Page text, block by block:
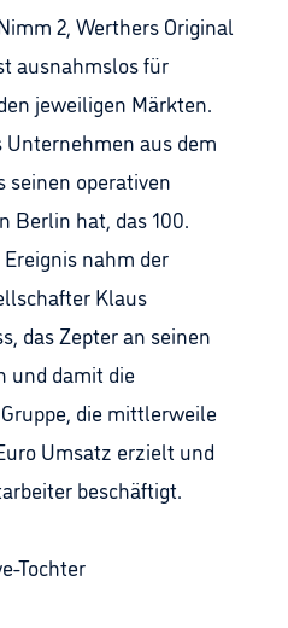
2, Werthers Original
ausnahmslos für
jeweiligen Märkten.
aus dem
seinen operativen
Berlin hat, das 100.
nahm der
Klaus
das Zepter an seinen
und damit die
die mittlerweile
Umsatz erzielt und
beschäftigt.
Tochter